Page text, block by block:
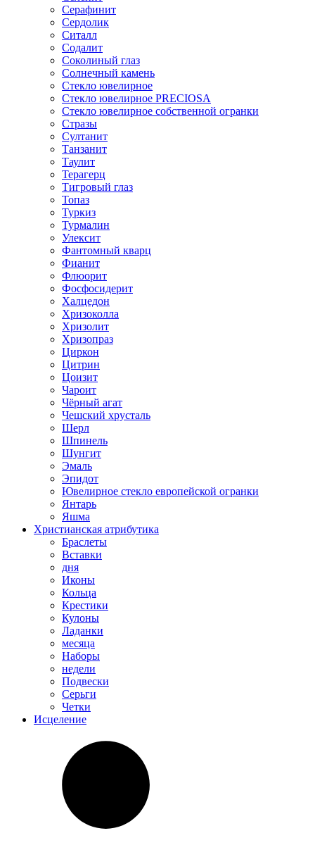
Серафинит
Сердолик
Ситалл
Содалит
Соколиный глаз
Солнечный камень
Стекло ювелирное
Стекло ювелирное PRECIOSA
Стекло ювелирное собственной огранки
Стразы
Султанит
Танзанит
Таулит
Терагерц
Тигровый глаз
Топаз
Туркиз
Турмалин
Улексит
Фантомный кварц
Фианит
Флюорит
Фосфосидерит
Халцедон
Хризоколла
Хризолит
Хризопраз
Циркон
Цитрин
Цоизит
Чароит
Чёрный агат
Чешский хрусталь
Шерл
Шпинель
Шунгит
Эмаль
Эпидот
Ювелирное стекло европейской огранки
Янтарь
Яшма
Христианская атрибутика
Браслеты
Вставки
дня
Иконы
Кольца
Крестики
Кулоны
Ладанки
месяца
Наборы
недели
Подвески
Серьги
Четки
Исцеление